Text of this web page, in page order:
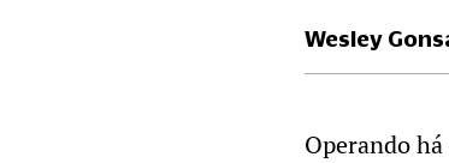
Wesley
Operando